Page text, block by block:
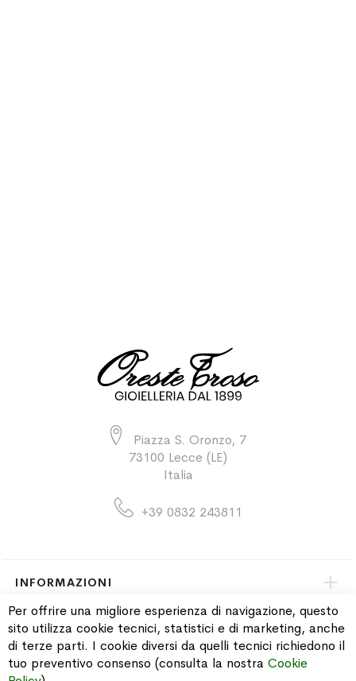
Piazza S. Oronzo, 7
73100 Lecce (LE)
Italia
+39 0832 243811
INFORMAZIONI
PAGAMENTI & SPEDIZIONI
CATALOGO
Per offrire una migliore esperienza di navigazione, questo
sito utilizza cookie tecnici, statistici e di marketing, anche
di terze parti. I cookie diversi da quelli tecnici richiedono il
tuo preventivo consenso (consulta la nostra Cookie